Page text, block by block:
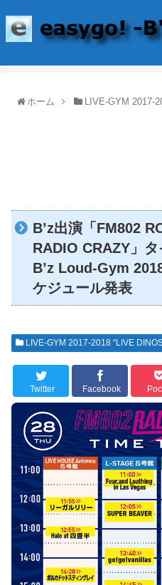
ホーム LIVE-GYM 2017-
B’z出演「FM802
RADIO CRAZY」
B’z Loud-Gym
ケジュール発表
LIVE-GYM 2017-2018 “LIVE
Twitter Facebook